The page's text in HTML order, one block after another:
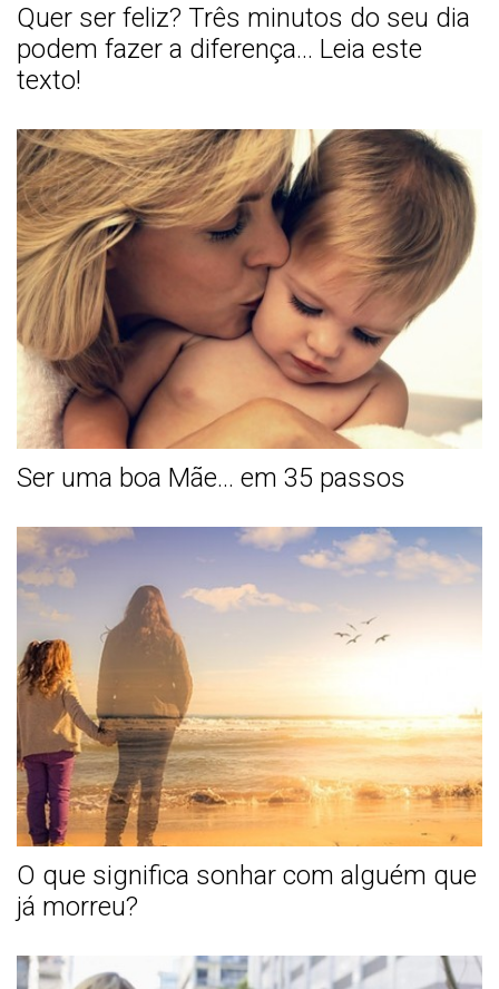
Quer ser feliz? Três minutos do seu dia
podem fazer a diferença... Leia este
texto!
Ser uma boa Mãe... em 35 passos
O que significa sonhar com alguém que
já morreu?